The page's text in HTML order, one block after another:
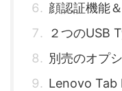
顔認証機能
２つのUSB
別売のオプ
Lenovo Tab